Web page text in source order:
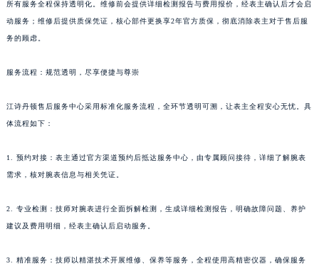
所有服务全程保持透明化。维修前会提供详细检测报告与费用报价，经表主确认后才会启
动服务；维修后提供质保凭证，核心部件更换享2年官方质保，彻底消除表主对于售后服
务的顾虑。
服务流程：规范透明，尽享便捷与尊崇
江诗丹顿售后服务中心采用标准化服务流程，全环节透明可溯，让表主全程安心无忧。具
体流程如下：
1. 预约对接：表主通过官方渠道预约后抵达服务中心，由专属顾问接待，详细了解腕表
需求，核对腕表信息与相关凭证。
2. 专业检测：技师对腕表进行全面拆解检测，生成详细检测报告，明确故障问题、养护
建议及费用明细，经表主确认后启动服务。
3. 精准服务：技师以精湛技术开展维修、保养等服务，全程使用高精密仪器，确保服务